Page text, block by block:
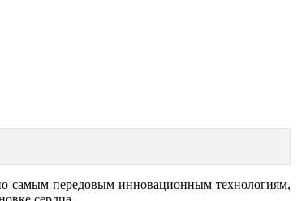
самым передовым инновационным технологиям,